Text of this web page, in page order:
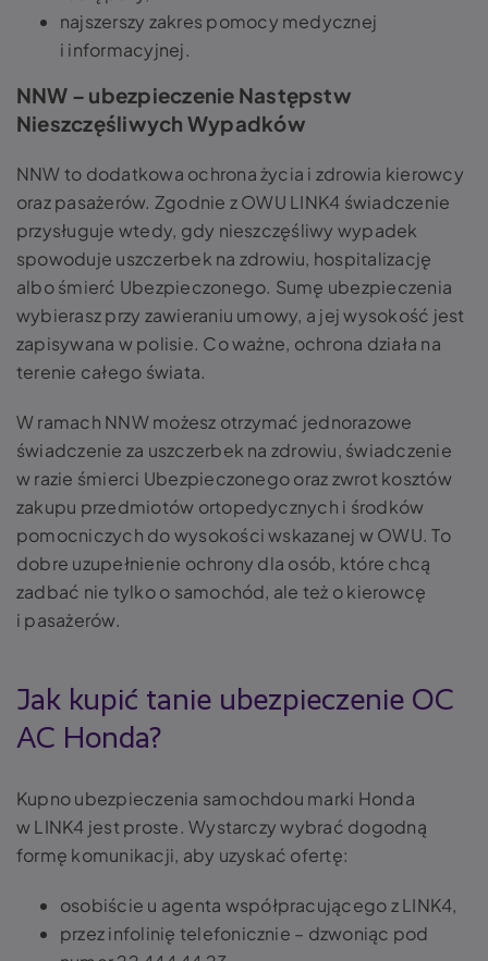
najszerszy zakres pomocy medycznej
i informacyjnej.
NNW – ubezpieczenie Następstw
Nieszczęśliwych Wypadków
NNW to dodatkowa ochrona życia i zdrowia kierowcy
oraz pasażerów. Zgodnie z OWU LINK4 świadczenie
przysługuje wtedy, gdy nieszczęśliwy wypadek
spowoduje uszczerbek na zdrowiu, hospitalizację
albo śmierć Ubezpieczonego. Sumę ubezpieczenia
wybierasz przy zawieraniu umowy, a jej wysokość jest
zapisywana w polisie. Co ważne, ochrona działa na
terenie całego świata.
W ramach NNW możesz otrzymać jednorazowe
świadczenie za uszczerbek na zdrowiu, świadczenie
w razie śmierci Ubezpieczonego oraz zwrot kosztów
zakupu przedmiotów ortopedycznych i środków
pomocniczych do wysokości wskazanej w OWU. To
dobre uzupełnienie ochrony dla osób, które chcą
zadbać nie tylko o samochód, ale też o kierowcę
i pasażerów.
Jak kupić tanie ubezpieczenie OC
AC Honda?
Kupno ubezpieczenia samochdou marki Honda
w LINK4 jest proste. Wystarczy wybrać dogodną
formę komunikacji, aby uzyskać ofertę:
osobiście u agenta współpracującego z LINK4,
przez infolinię telefonicznie – dzwoniąc pod